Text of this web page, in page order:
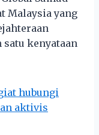
Malaysia yang
satu kenyataan
hubungi
aktivis